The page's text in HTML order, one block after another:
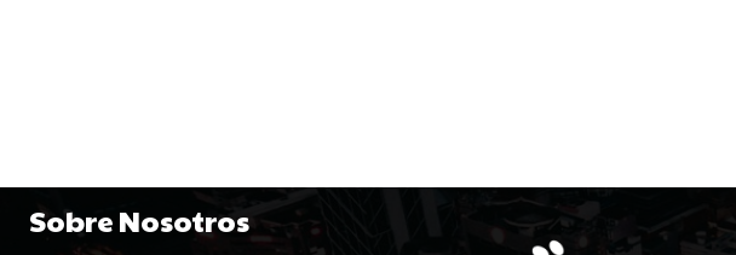
Sobre Nosotros